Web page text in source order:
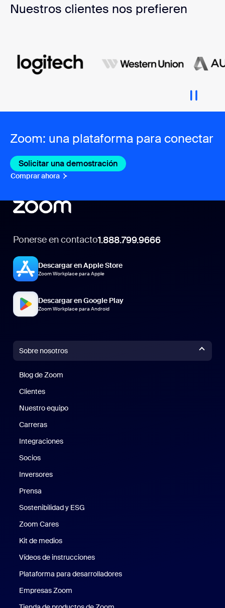
Nuestros clientes nos prefieren
Zoom: una plataforma para conectar
Solicitar una demostración
Comprar ahora
Ponerse en contacto1.888.799.9666
Descargar en Apple Store
Zoom Workplace para Apple
Descargar en Google Play
Zoom Workplace para Android
Sobre nosotros
Blog de Zoom
Clientes
Nuestro equipo
Carreras
Integraciones
Socios
Inversores
Prensa
Sostenibilidad y ESG
Zoom Cares
Kit de medios
Vídeos de instrucciones
Plataforma para desarrolladores
Empresas Zoom